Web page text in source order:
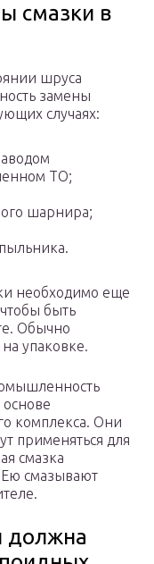
смазки в
шруса
замены
случаях:
ТО;
шарнира;
необходимо еще
быть
Обычно
упаковке.
комплекса. Они
применяться для
смазка
Ею смазывают
должна